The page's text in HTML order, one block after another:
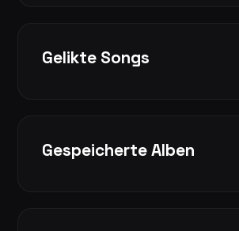
Gelikte Songs
Gespeicherte Alben